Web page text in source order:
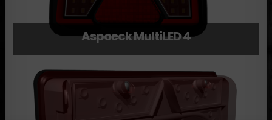
Aspoeck MultiLED 4